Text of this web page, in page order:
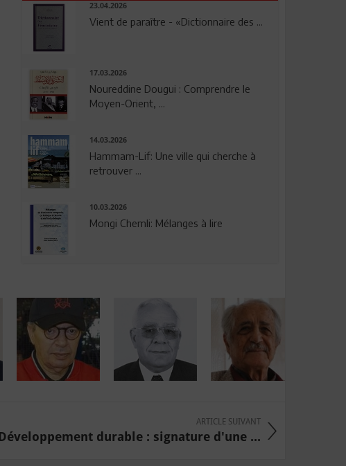
23.04.2026
Vient de paraître - «Dictionnaire des ...
17.03.2026
Noureddine Dougui : Comprendre le
Moyen-Orient, ...
14.03.2026
Hammam-Lif: Une ville qui cherche à
retrouver ...
10.03.2026
Mongi Chemli: Mélanges à lire
ARTICLE SUIVANT
Développement durable : signature d'une ...